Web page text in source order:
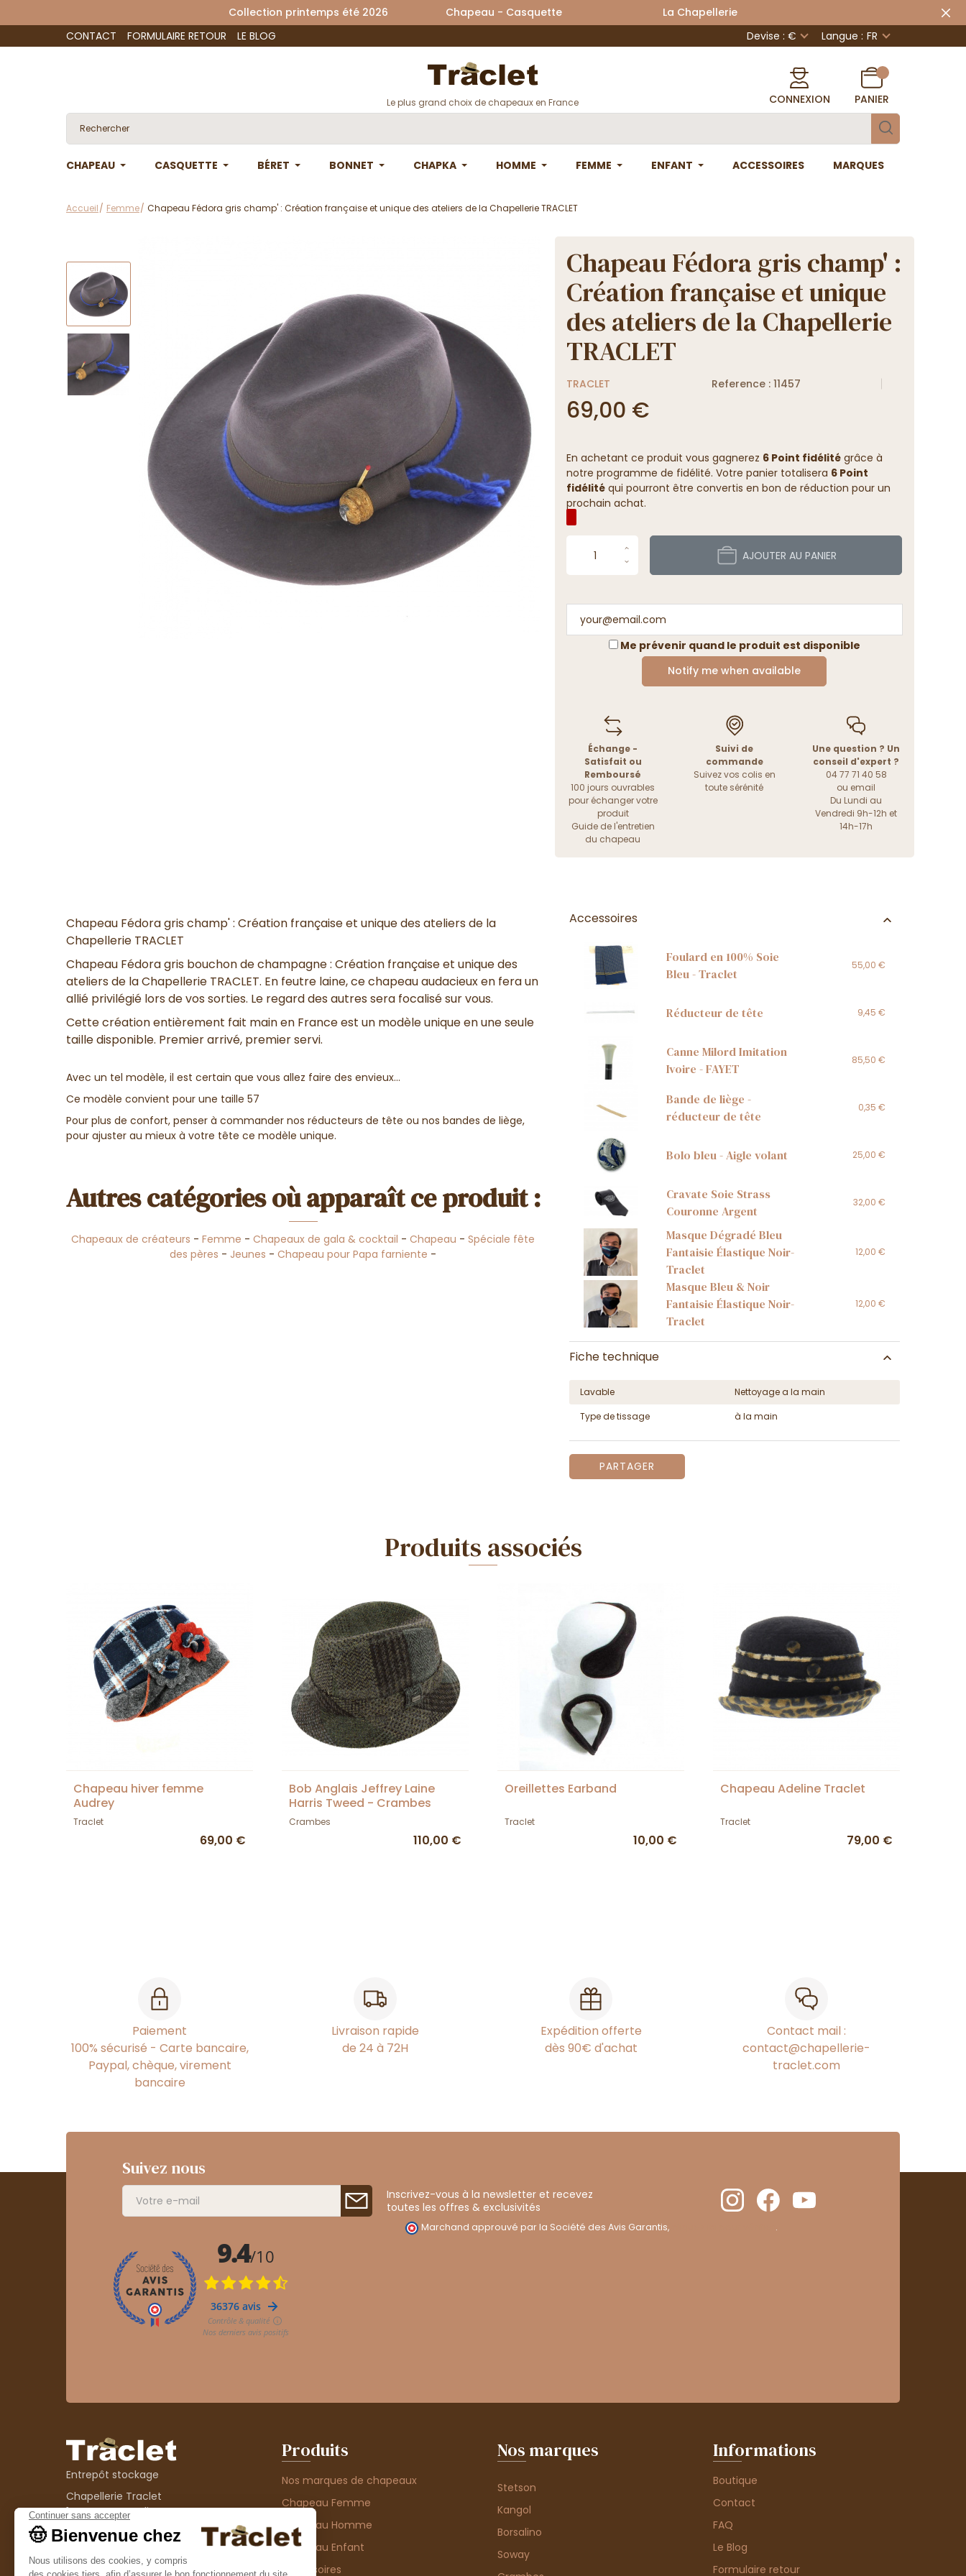
Collection printemps été 2026 Chapeau - Casquette La Chapellerie
CONTACT
FORMULAIRE RETOUR LE BLOG Devise : € Langue : FR
Le plus grand choix de chapeaux en France CONNEXION PANIER
CHAPEAU CASQUETTE BÉRET BONNET CHAPKA HOMME FEMME ENFANT ACCESSOIRES MARQUES
Accueil Femme Chapeau Fédora gris champ' : Création française et unique des ateliers de la Chapellerie TRACLET
Chapeau Fédora gris champ' :
Création française et unique
des ateliers de la Chapellerie
TRACLET
TRACLET Reference : 11457
69,00 €
En achetant ce produit vous gagnerez 6 Point fidélitégrâce à
notre programme de fidélité. Votre panier totalisera 6 Point
fidélitéqui pourront être convertis en bon de réduction pour un
prochain achat.
AJOUTER AU PANIER
Me prévenir quand le produit est disponible
Notify me when available
Échange -
Satisfait ou
Remboursé
100 jours ouvrables
pour échanger votre
produit
Guide de l'entretien
du chapeau
Suivi de
commande
Suivez vos colis en
toute sérénité
Une question ? Un
conseil d'expert ?
04 77 71 40 58
ou email
Du Lundi au
Vendredi 9h-12h et
14h-17h
Chapeau Fédora gris champ' : Création française et unique des ateliers de la
Chapellerie TRACLET
Chapeau Fédora gris bouchon de champagne : Création française et unique des
ateliers de la Chapellerie TRACLET. En feutre laine, ce chapeau audacieux en fera un
allié privilégié lors de vos sorties. Le regard des autres sera focalisé sur vous.
Cette création entièrement fait main en France est un modèle unique en une seule
taille disponible. Premier arrivé, premier servi.
Avec un tel modèle, il est certain que vous allez faire des envieux...
Ce modèle convient pour une taille 57
Pour plus de confort, penser à commander nos réducteurs de tête ou nos bandes de liège,
pour ajuster au mieux à votre tête ce modèle unique.
Autres catégories où apparaît ce produit :
Chapeaux de créateurs -Femme -Chapeaux de gala & cocktail -Chapeau -Spéciale fête
des pères - Jeunes -Chapeau pour Papa farniente -
Accessoires
Foulard en 100% Soie
Bleu - Traclet
55,00 €
Réducteur de tête 9,45 €
Canne Milord Imitation
Ivoire - FAYET
85,50 €
Bande de liège -
réducteur de tête
0,35 €
Bolo bleu - Aigle volant 25,00 €
Cravate Soie Strass
Couronne Argent
32,00 €
Masque Dégradé Bleu
Fantaisie Élastique Noir-
Traclet
12,00 €
Masque Bleu & Noir
Fantaisie Élastique Noir-
Traclet
12,00 €
Fiche technique
Lavable
Nettoyage a la main
Type de tissage
à la main
PARTAGER
Produits associés
Chapeau hiver femme
Audrey
Traclet
69,00 €
Bob Anglais Jeffrey Laine
Harris Tweed - Crambes
Crambes
110,00 €
Oreillettes Earband
Traclet
10,00 €
Chapeau Adeline Traclet
Traclet
79,00 €
Paiement
100% sécurisé - Carte bancaire,
Paypal, chèque, virement
bancaire
Livraison rapide
de 24 à 72H
Expédition offerte
dès 90€ d'achat
Contact mail :
contact@chapellerie-
traclet.com
Suivez nous
Inscrivez-vous à la newsletter et recevez
toutes les offres & exclusivités
Marchand approuvé par la Société des Avis Garantis, .
Entrepôt stockage
Chapellerie Traclet
14 Impasse Bardin
42300 Roanne
contact@chapellerie-traclet.com
Boutique
Produits
Nos marques de chapeaux
Chapeau Femme
Chapeau Homme
Chapeau Enfant
Accessoires
Nos marques
Stetson
Kangol
Borsalino
Soway
Informations
Boutique
Contact
FAQ
Le Blog
Formulaire retour